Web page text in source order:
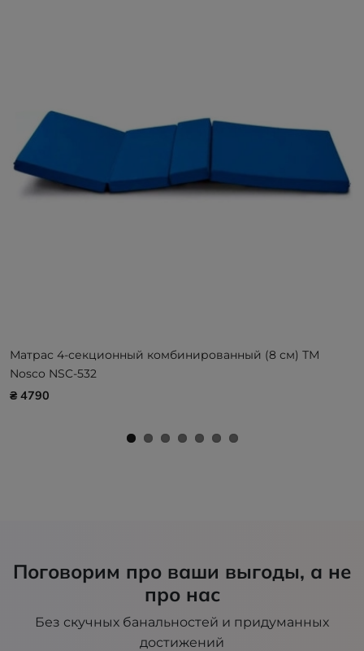
Матрас 4-секционный комбинированный (8 см) ТМ
Nosco NSC-532
₴ 4790
Поговорим про ваши выгоды, а не
про нас
Без скучных банальностей и придуманных
достижений